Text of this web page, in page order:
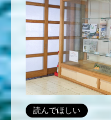
読んでほしい